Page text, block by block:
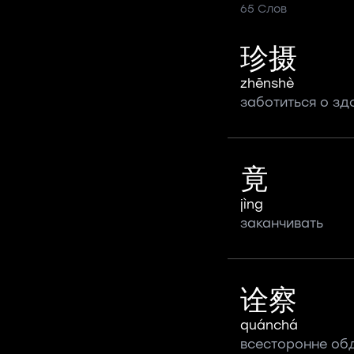
65 Слов
珍摄
zhēnshè
заботиться о
竟
jìng
заканчивать
诠察
quánchá
всесторонне